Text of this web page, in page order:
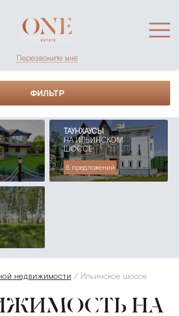
Перезвоните мне
ФИЛЬТР
ТАУНХАУСЫ
НА ИЛЬИНСКОМ
ШОССЕ
8 предложений
недвижимости Ильинское шоссе
НА